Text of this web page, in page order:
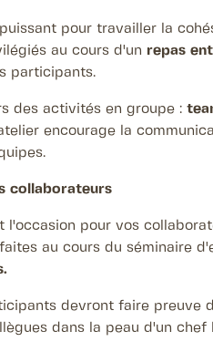
pour travailler la
au cours d'un repas
participants.
des activités en groupe :
encourage la
collaborateurs
pour vos
au cours du séminaire
devront faire preuve
dans la peau d'un